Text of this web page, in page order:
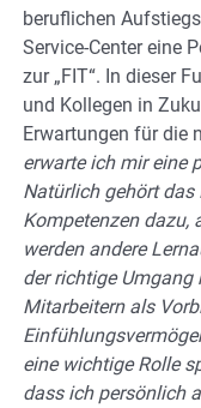
beruflichen
Service-Center eine
zur „FIT“. In dieser
und Kollegen in
Erwartungen für die
erwarte ich mir eine
Natürlich gehört das
Kompetenzen dazu,
werden andere
der richtige
Mitarbeitern als
eine wichtige Rolle
dass ich persönlich